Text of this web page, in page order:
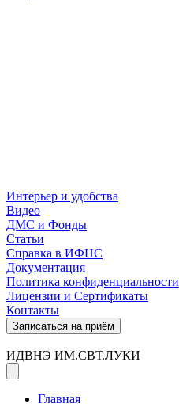
Интерьер и удобства
Видео
ДМС и Фонды
Статьи
Справка в ИФНС
Документация
Политика конфиденциальности
Лицензии и Сертификаты
Контакты
Записаться на приём
ИДВНЭ ИМ.СВТ.ЛУКИ
Главная